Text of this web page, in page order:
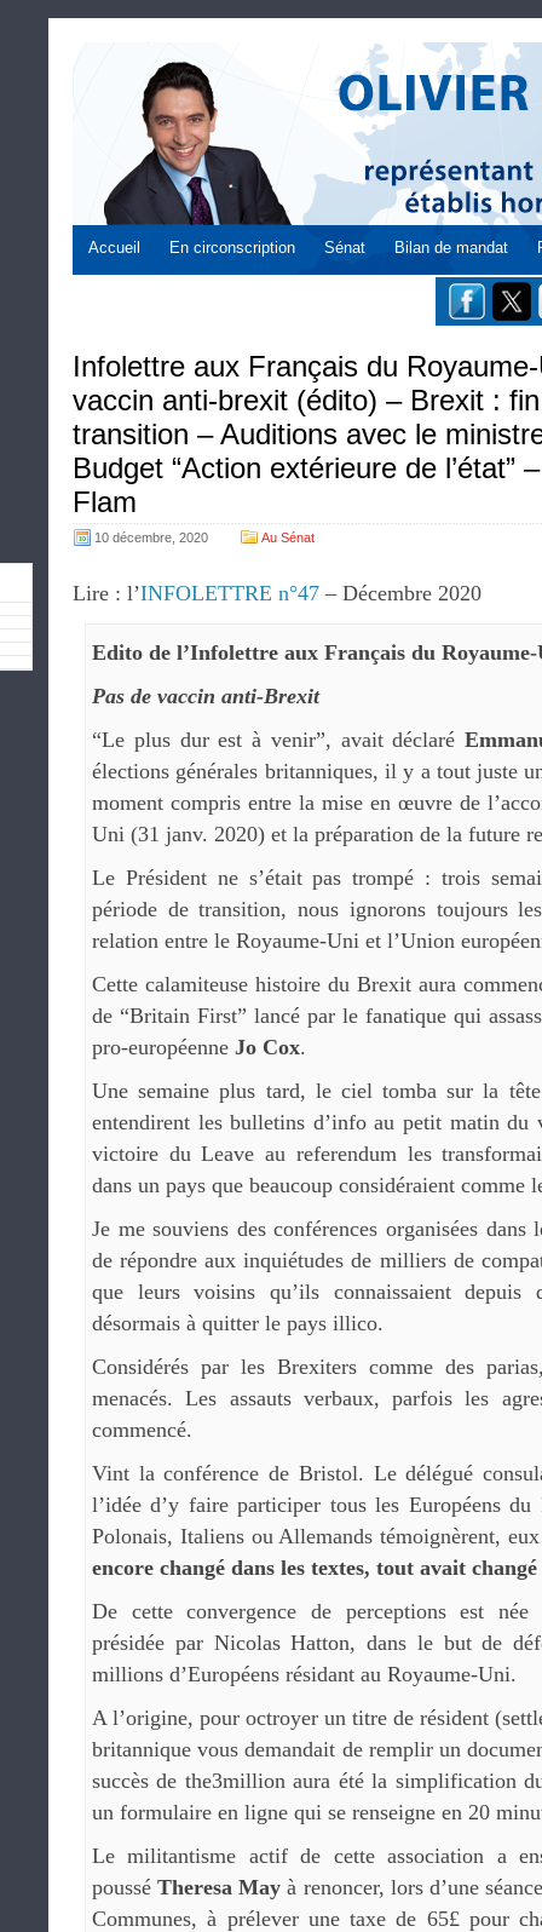
Accueil En circonscription Sénat Bilan de mandat
Infolettre aux Français du
vaccin anti-brexit (édito) – Brexit :
transition – Auditions avec le
Budget “Action extérieure de l’état”
Flam
10 décembre, 2020 Au Sénat
Lire : l’INFOLETTRE n°47 – Décembre 2020
Edito de l’Infolettre aux Français du Royaume-
Pas de vaccin anti-Brexit
“Le plus dur est à venir”, avait déclaré
élections générales britanniques, il y a tout juste
moment compris entre la mise en œuvre de
Uni (31 janv. 2020) et la préparation de la future
Le Président ne s’était pas trompé : trois
période de transition, nous ignorons toujours
relation entre le Royaume-Uni et l’Union
Cette calamiteuse histoire du Brexit aura
de “Britain First” lancé par le fanatique qui
pro-européenne Jo Cox.
Une semaine plus tard, le ciel tomba sur la tête
entendirent les bulletins d’info au petit matin
victoire du Leave au referendum les
dans un pays que beaucoup considéraient comme
Je me souviens des conférences organisées
de répondre aux inquiétudes de milliers de
que leurs voisins qu’ils connaissaient depuis
désormais à quitter le pays illico.
Considérés par les Brexiters comme des
menacés. Les assauts verbaux, parfois les
commencé.
Vint la conférence de Bristol. Le délégué
l’idée d’y faire participer tous les Européens du
Polonais, Italiens ou Allemands témoignèrent,
encore changé dans les textes, tout avait changé
De cette convergence de perceptions est née
présidée par Nicolas Hatton, dans le but de
millions d’Européens résidant au Royaume-Uni.
A l’origine, pour octroyer un titre de résident
britannique vous demandait de remplir un
succès de the3million aura été la simplification
un formulaire en ligne qui se renseigne en 20
Le militantisme actif de cette association a
pousséTheresa May à renoncer, lors d’une
Communes, à prélever une taxe de 65£ pour